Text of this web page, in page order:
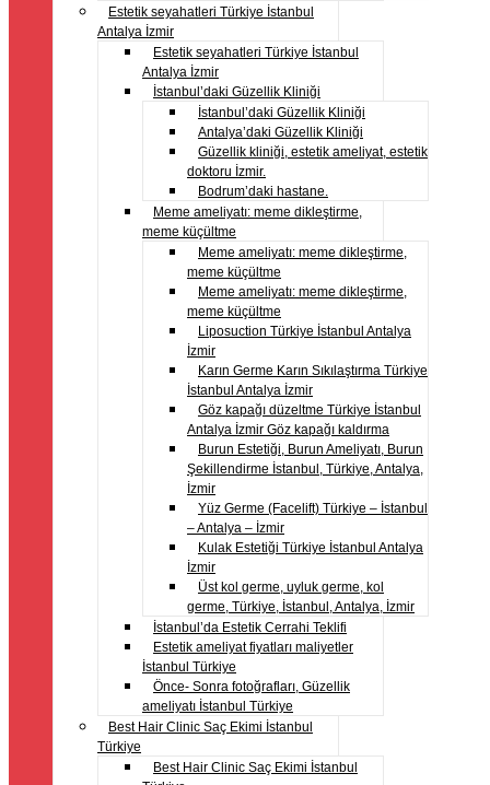
Estetik seyahatleri Türkiye İstanbul
Antalya İzmir
Estetik seyahatleri Türkiye İstanbul
Antalya İzmir
İstanbul’daki Güzellik Kliniği
İstanbul’daki Güzellik Kliniği
Antalya’daki Güzellik Kliniği
Güzellik kliniği, estetik ameliyat, estetik
doktoru İzmir.
Bodrum’daki hastane.
Meme ameliyatı: meme dikleştirme,
meme küçültme
Meme ameliyatı: meme dikleştirme,
meme küçültme
Meme ameliyatı: meme dikleştirme,
meme küçültme
Liposuction Türkiye İstanbul Antalya
İzmir
Karın Germe Karın Sıkılaştırma Türkiye
İstanbul Antalya İzmir
Göz kapağı düzeltme Türkiye İstanbul
Antalya İzmir Göz kapağı kaldırma
Burun Estetiği, Burun Ameliyatı, Burun
Şekillendirme İstanbul, Türkiye, Antalya,
İzmir
Yüz Germe (Facelift) Türkiye – İstanbul
– Antalya – İzmir
Kulak Estetiği Türkiye İstanbul Antalya
İzmir
Üst kol germe, uyluk germe, kol
germe, Türkiye, İstanbul, Antalya, İzmir
İstanbul’da Estetik Cerrahi Teklifi
Estetik ameliyat fiyatları maliyetler
İstanbul Türkiye
Önce- Sonra fotoğrafları, Güzellik
ameliyatı İstanbul Türkiye
Best Hair Clinic Saç Ekimi İstanbul
Türkiye
Best Hair Clinic Saç Ekimi İstanbul